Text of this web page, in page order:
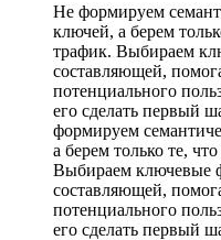
Не формируем
ключей, а берем
трафик. Выбираем
составляющей,
потенциального
его сделать первый
формируем
а берем только те,
Выбираем ключевые
составляющей,
потенциального
его сделать первый